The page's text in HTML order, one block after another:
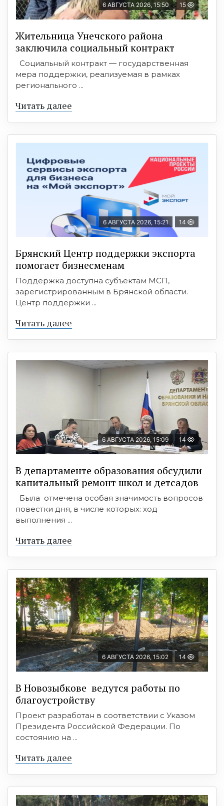
6 АВГУСТА 2026, 15:50 15
Жительница Унечского района
заключила социальный контракт
Социальный контракт — государственная
мера поддержки, реализуемая в рамках
регионального ...
Читать далее
6 АВГУСТА 2026, 15:21 14
Брянский Центр поддержки экспорта
помогает бизнесменам
Поддержка доступна субъектам МСП,
зарегистрированным в Брянской области.
Центр поддержки ...
Читать далее
6 АВГУСТА 2026, 15:09 14
В департаменте образования обсудили
капитальный ремонт школ и детсадов
Была отмечена особая значимость вопросов
повестки дня, в числе которых: ход
выполнения ...
Читать далее
6 АВГУСТА 2026, 15:02 14
В Новозыбкове ведутся работы по
благоустройству
Проект разработан в соответствии с Указом
Президента Российской Федерации. По
состоянию на ...
Читать далее